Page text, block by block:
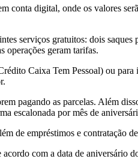
digital, onde os valores
serviços gratuitos: dois
operações geram tarifas.
Caixa Tem Pessoal) ou
pagando as parcelas. Além
escalonada por mês de
de empréstimos e contratação
com a data de aniversário